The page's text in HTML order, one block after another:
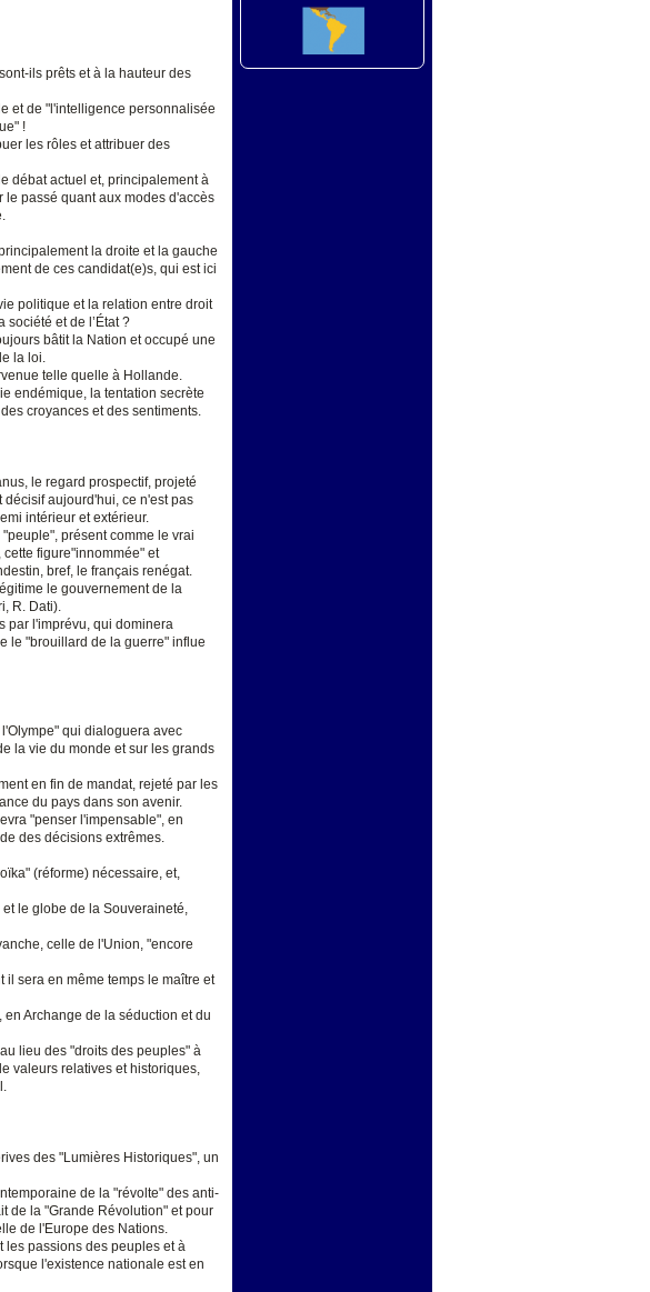
ils prêts et à la hauteur des
et de "l'intelligence personnalisée
!
les rôles et attribuer des
débat actuel et, principalement à
passé quant aux modes d'accès
la droite et la gauche
de ces candidat(e)s, qui est ici
politique et la relation entre droit
et de l’État ?
bâtit la Nation et occupé une
la loi.
telle quelle à Hollande.
endémique, la tentation secrète
croyances et des sentiments.
le regard prospectif, projeté
décisif aujourd'hui, ce n'est pas
intérieur et extérieur.
présent comme le vrai
figure"innommée" et
bref, le français renégat.
le gouvernement de la
R. Dati).
par l'imprévu, qui dominera
le "brouillard de la guerre" influe
qui dialoguera avec
la vie du monde et sur les grands
en fin de mandat, rejeté par les
du pays dans son avenir.
"penser l'impensable", en
des décisions extrêmes.
(réforme) nécessaire, et,
le globe de la Souveraineté,
celle de l'Union, "encore
il sera en même temps le maître et
Archange de la séduction et du
lieu des "droits des peuples" à
valeurs relatives et historiques,
des "Lumières Historiques", un
de la "révolte" des anti-
de la "Grande Révolution" et pour
de l'Europe des Nations.
les passions des peuples et à
l'existence nationale est en